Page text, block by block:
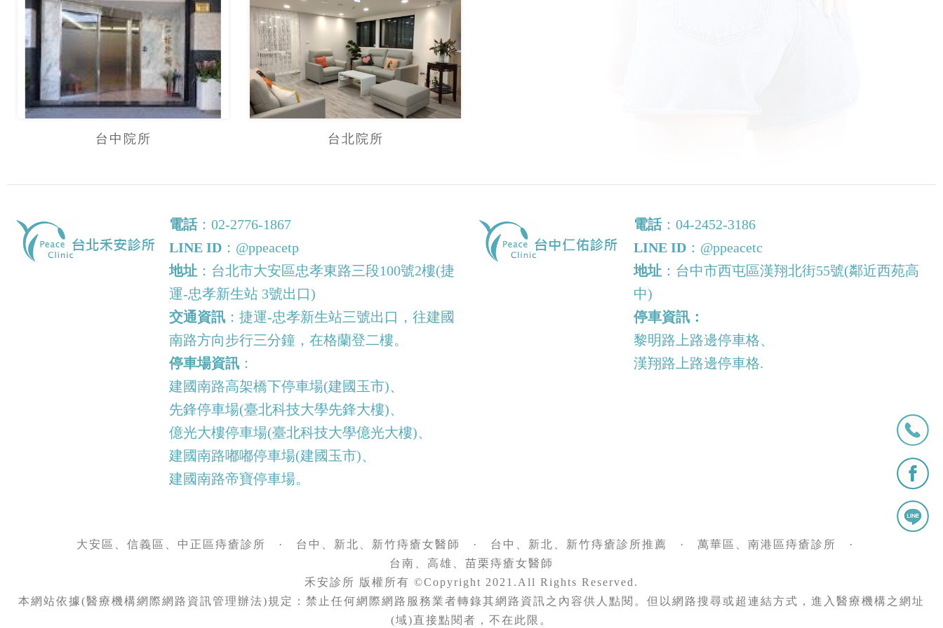
台中院所 台北院所
電話： 02-2776-1867
LINE ID： @ppeacetp
地址：台北市大安區忠孝東路三段100號2樓(捷
運-忠孝新生站 3號出口)
交通資訊：捷運-忠孝新生站三號出口，往建國
南路方向步行三分鐘，在格蘭登二樓。
停車場資訊：
建國南路高架橋下停車場(建國玉市)、
先鋒停車場(臺北科技大學先鋒大樓)、
億光大樓停車場(臺北科技大學億光大樓)、
建國南路嘟嘟停車場(建國玉市)、
建國南路帝寶停車場。
電話： 04-2452-3186
LINE ID： @ppeacetc
地址：台中市西屯區漢翔北街55號(鄰近西苑高
中)
停車資訊：
黎明路上路邊停車格、
漢翔路上路邊停車格.
大安區、信義區、中正區痔瘡診所 · 台中、新北、新竹痔瘡女醫師 · 台中、新北、新竹痔瘡診所推薦 · 萬華區、南港區痔瘡診所
·
台南、高雄、苗栗痔瘡女醫師
禾安診所 版權所有 ©Copyright 2021.All Rights Reserved.
本網站依據(醫療機構網際網路資訊管理辦法)規定：禁止任何網際網路服務業者轉錄其網路資訊之內容供人點閱。但以網路搜尋或超連結方式，進入醫療機構之網址
(域)直接點閱者，不在此限。